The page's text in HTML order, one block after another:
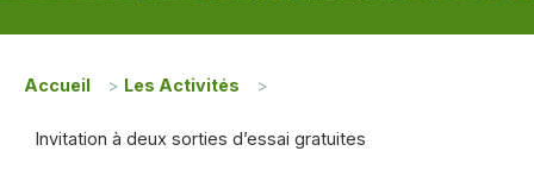
Accueil > Les Activités >
Invitation à deux sorties d’essai gratuites